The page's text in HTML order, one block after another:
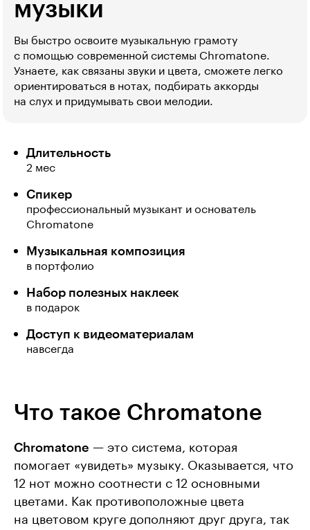
музыки
Вы быстро освоите музыкальную грамоту
с помощью современной системы Chromatone.
Узнаете, как связаны звуки и цвета, сможете легко
ориентироваться в нотах, подбирать аккорды
на слух и придумывать свои мелодии.
Длительность
2 мес
Спикер
профессиональный музыкант и основатель
Chromatone
Музыкальная композиция
в портфолио
Набор полезных наклеек
в подарок
Доступ к видеоматериалам
навсегда
Что такое Chromatone
Chromatone — это система, которая
помогает «увидеть» музыку. Оказывается, что
12 нот можно соотнести с 12 основными
цветами. Как противоположные цвета
на цветовом круге дополняют друг друга, так